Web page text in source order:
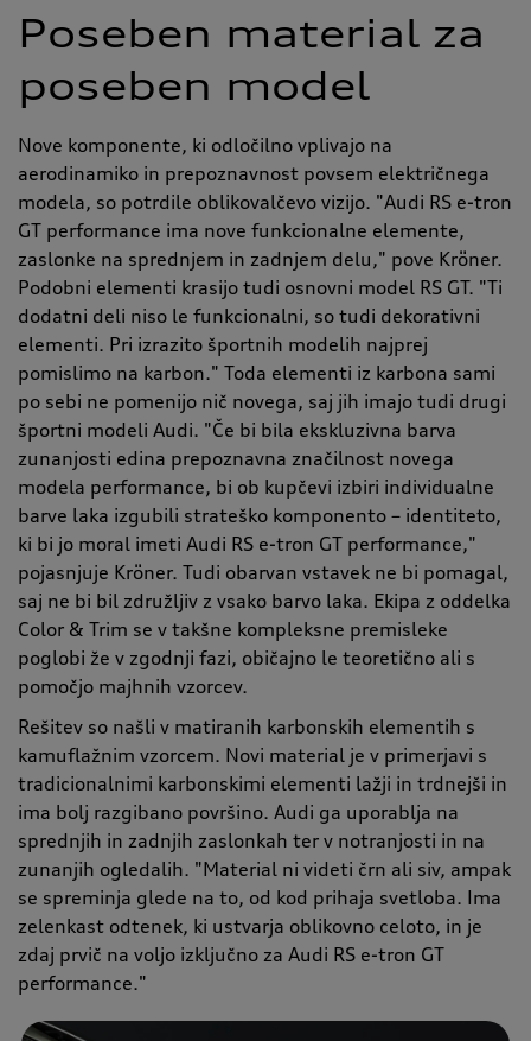
Poseben material za
poseben model
Nove komponente, ki odločilno vplivajo na
aerodinamiko in prepoznavnost povsem električnega
modela, so potrdile oblikovalčevo vizijo. "Audi RS e-tron
GT performance ima nove funkcionalne elemente,
zaslonke na sprednjem in zadnjem delu," pove Kröner.
Podobni elementi krasijo tudi osnovni model RS GT. "Ti
dodatni deli niso le funkcionalni, so tudi dekorativni
elementi. Pri izrazito športnih modelih najprej
pomislimo na karbon." Toda elementi iz karbona sami
po sebi ne pomenijo nič novega, saj jih imajo tudi drugi
športni modeli Audi. "Če bi bila ekskluzivna barva
zunanjosti edina prepoznavna značilnost novega
modela performance, bi ob kupčevi izbiri individualne
barve laka izgubili strateško komponento – identiteto,
ki bi jo moral imeti Audi RS e-tron GT performance,"
pojasnjuje Kröner. Tudi obarvan vstavek ne bi pomagal,
saj ne bi bil združljiv z vsako barvo laka. Ekipa z oddelka
Color & Trim se v takšne kompleksne premisleke
poglobi že v zgodnji fazi, običajno le teoretično ali s
pomočjo majhnih vzorcev.
Rešitev so našli v matiranih karbonskih elementih s
kamuflažnim vzorcem. Novi material je v primerjavi s
tradicionalnimi karbonskimi elementi lažji in trdnejši in
ima bolj razgibano površino. Audi ga uporablja na
sprednjih in zadnjih zaslonkah ter v notranjosti in na
zunanjih ogledalih. "Material ni videti črn ali siv, ampak
se spreminja glede na to, od kod prihaja svetloba. Ima
zelenkast odtenek, ki ustvarja oblikovno celoto, in je
zdaj prvič na voljo izključno za Audi RS e-tron GT
performance."